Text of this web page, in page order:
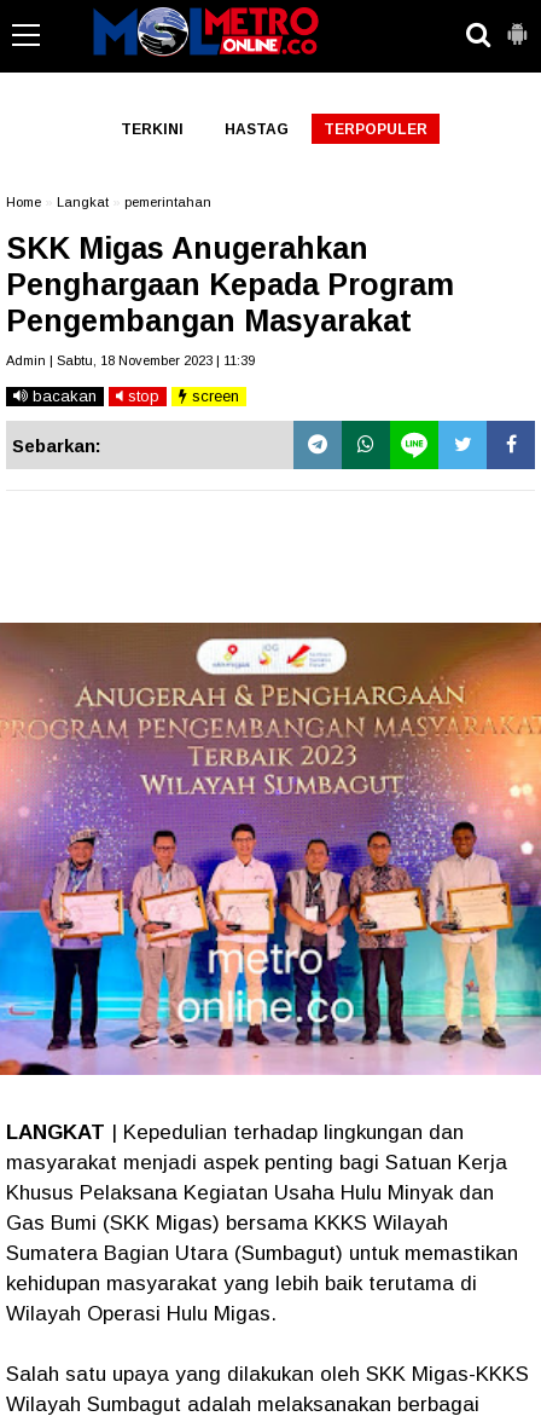
TERKINI HASTAG TERPOPULER
Home Langkat pemerintahan
SKK Migas Anugerahkan
Penghargaan Kepada Program
Pengembangan Masyarakat
Admin | Sabtu, 18 November 2023 | 11:39
bacakan stop screen
Sebarkan:
LANGKAT | Kepedulian terhadap lingkungan dan
masyarakat menjadi aspek penting bagi Satuan Kerja
Khusus Pelaksana Kegiatan Usaha Hulu Minyak dan
Gas Bumi (SKK Migas) bersama KKKS Wilayah
Sumatera Bagian Utara (Sumbagut) untuk memastikan
kehidupan masyarakat yang lebih baik terutama di
Wilayah Operasi Hulu Migas.
Salah satu upaya yang dilakukan oleh SKK Migas-KKKS
Wilayah Sumbagut adalah melaksanakan berbagai